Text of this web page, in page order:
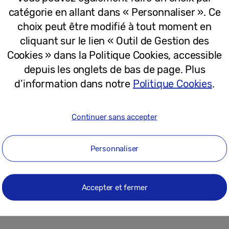
Mystic Silver, Mystic Green et Mystic Pink), la
Jusqu’au 31 octobre 2021, elle fait l’objet d’une
l’acquisition d’une Galaxy Tab S7 FE Wi-Fi se
Cover Keyboard noir[3] .
de l’ensemble des applications Samsung pour
notamment le cas de :
les partager facilement auprès de ses communautés.
contenus gratuits (dont l’actualité, des jeux
ainsi que ses activités physiques et sportives.
de sa maison connectée depuis son smartphone.
catégorie en allant dans « Personnaliser ». Ce
choix peut être modifié à tout moment en
cliquant sur le lien « Outil de Gestion des
Cookies » dans la Politique Cookies, accessible
depuis les onglets de bas de page. Plus
d’information dans notre Politique Cookies.
Continuer sans accepter
Personnaliser
Accepter et fermer